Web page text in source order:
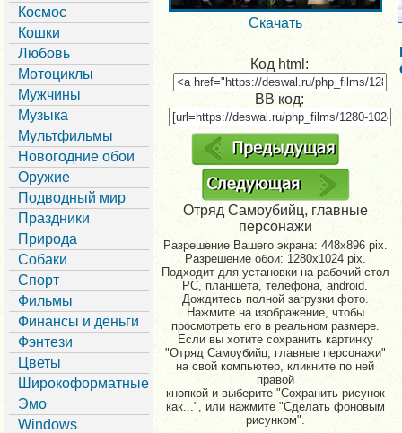
Космос
Кошки
Любовь
Мотоциклы
Мужчины
Музыка
Мультфильмы
Новогодние обои
Оружие
Подводный мир
Праздники
Природа
Собаки
Спорт
Фильмы
Финансы и деньги
Фэнтези
Цветы
Широкоформатные
Эмо
Windows
Скачать
Код html:
BB код:
Отряд Самоубийц, главные
персонажи
Разрешение Вашего экрана: 448x896 pix.
Разрешение обои: 1280x1024 pix.
Подходит для установки на рабочий стол
PC, планшета, телефона, android.
Дождитесь полной загрузки фото.
Нажмите на изображение, чтобы
просмотреть его в реальном размере.
Если вы хотите сохранить картинку
"Отряд Самоубийц, главные персонажи"
на свой компьютер, кликните по ней
правой
кнопкой и выберите "Сохранить рисунок
как...", или нажмите "Сделать фоновым
рисунком".